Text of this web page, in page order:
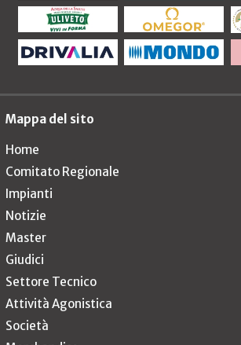
Mappa del sito
Home
Comitato Regionale
Impianti
Notizie
Master
Giudici
Settore Tecnico
Attività Agonistica
Società